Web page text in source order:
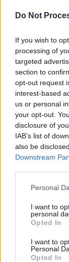
Do Not
If you wish to
processing of
targeted
section to
opt-out request
interest-based
us or personal
your opt-out.
disclosure of
IAB’s list of
also be
Downstream
Personal
I want to
personal
Opted In
I want to
Personal
Opted In
Ela
Pai sa
Ponta
coliva
cu alta